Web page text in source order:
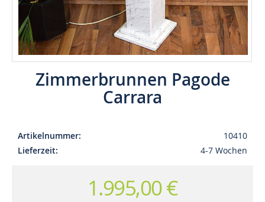
Zimmerbrunnen Pagode
Carrara
Artikelnummer
10410
Lieferzeit
4-7 Wochen
1.995,00 €